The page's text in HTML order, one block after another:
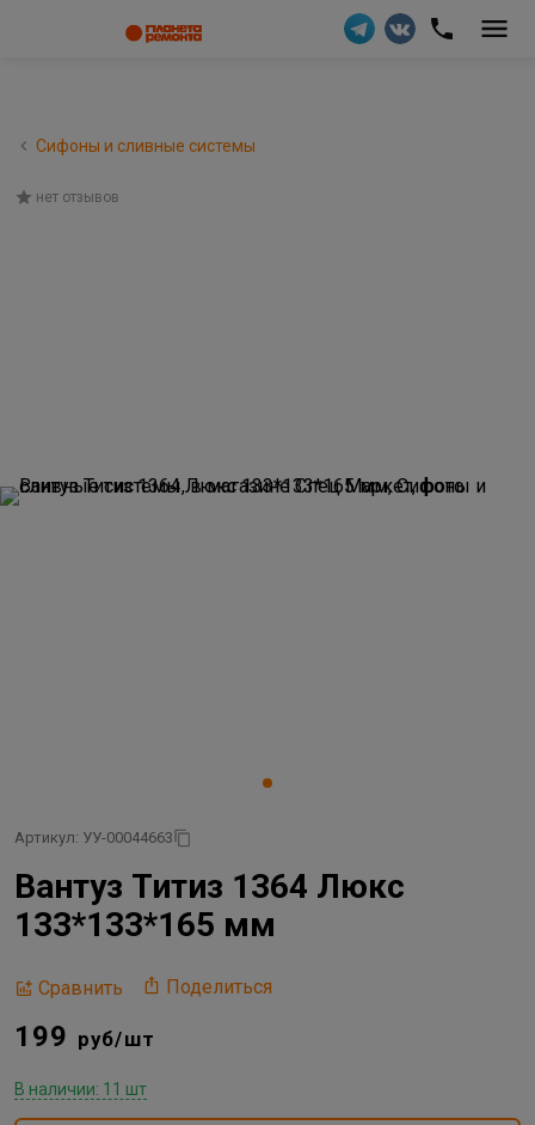
Сифоны и сливные системы
нет отзывов
Артикул: УУ-00044663
Вантуз Титиз 1364 Люкс
133*133*165 мм
Сравнить Поделиться
199 руб/шт
В наличии: 11 шт